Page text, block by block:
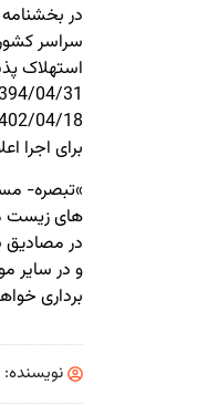
در
برای اجرا
»تبصره-
های زیست
در مصادیق
و در سایر
برداری
نویسنده: